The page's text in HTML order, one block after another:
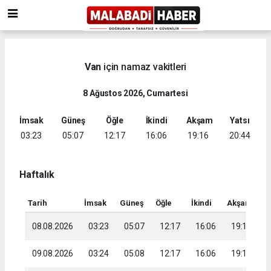
Van için namaz vakitleri
8 Ağustos 2026, Cumartesi
İmsak
03:23
Güneş
05:07
Öğle
12:17
İkindi
16:06
Akşam
19:16
Yatsı
20:44
Haftalık
Tarih İmsak Güneş Öğle İkindi Akşam
08.08.2026 03:23 05:07 12:17 16:06 19:16
09.08.2026 03:24 05:08 12:17 16:06 19:15